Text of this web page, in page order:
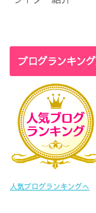
ブログランキン
人気ブログランキングへ